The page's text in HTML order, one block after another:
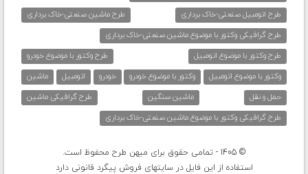
طرح اتومبیل صنعتی-خاک برداری
طرح ماشین صنعتی-خاک برداری
طرح گرافیکی وکتور با موضوع ماشین صنعتی-خاک برداری
طرح وکتور با موضوع اتومبیل
طرح وکتور با موضوع خودرو
وکتور با موضوع اتومبیل
وکتور با موضوع خودرو خودرو اتومبیل
ماشین
حمل و نقل
ماشین سنگین
طرح گرافیکی ماشین
طرح گرافیکی وکتور با موضوع ماشین صنعتی-خاک برداری
© 1405 - تمامی حقوق برای میهن طرح محفوظ است.
استفاده از این فایل در سایتهای فروش پیگرد قانونی دارد